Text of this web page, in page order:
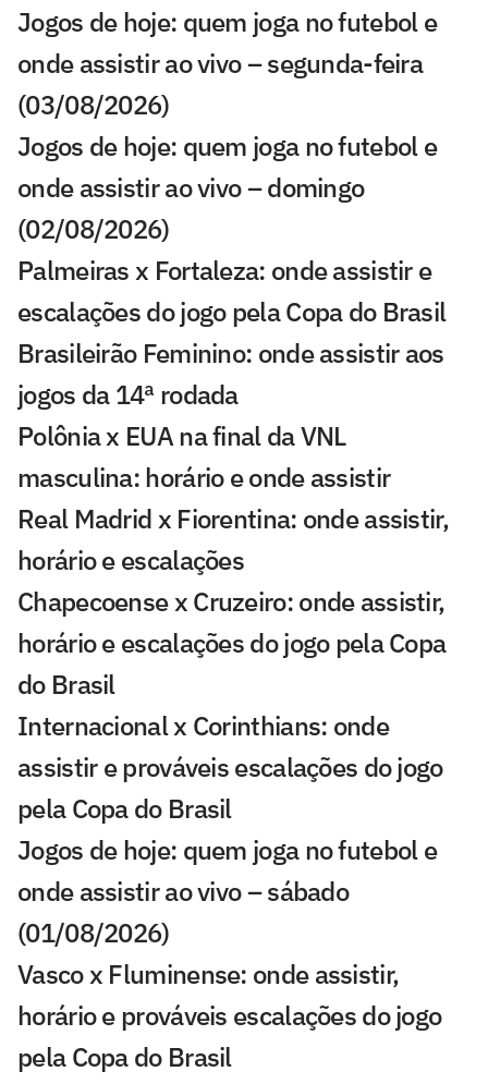
Jogos de hoje: quem joga no futebol e
onde assistir ao vivo – segunda-feira
(03/08/2026)
Jogos de hoje: quem joga no futebol e
onde assistir ao vivo – domingo
(02/08/2026)
Palmeiras x Fortaleza: onde assistir e
escalações do jogo pela Copa do Brasil
Brasileirão Feminino: onde assistir aos
jogos da 14ª rodada
Polônia x EUA na final da VNL
masculina: horário e onde assistir
Real Madrid x Fiorentina: onde assistir,
horário e escalações
Chapecoense x Cruzeiro: onde assistir,
horário e escalações do jogo pela Copa
do Brasil
Internacional x Corinthians: onde
assistir e prováveis escalações do jogo
pela Copa do Brasil
Jogos de hoje: quem joga no futebol e
onde assistir ao vivo – sábado
(01/08/2026)
Vasco x Fluminense: onde assistir,
horário e prováveis escalações do jogo
pela Copa do Brasil